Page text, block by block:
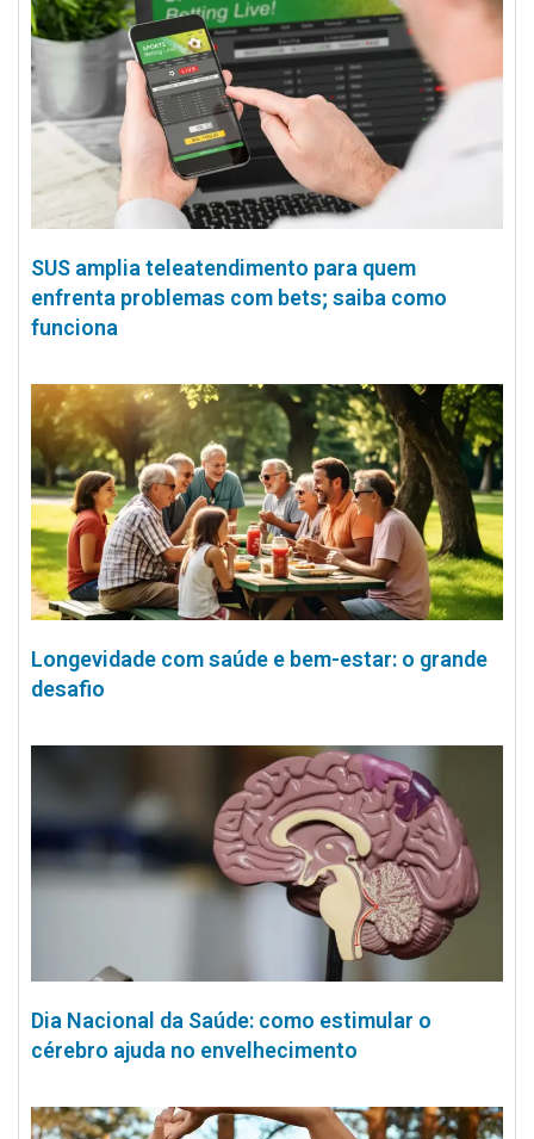
SUS amplia teleatendimento para quem
enfrenta problemas com bets; saiba como
funciona
Longevidade com saúde e bem-estar: o grande
desafio
Dia Nacional da Saúde: como estimular o
cérebro ajuda no envelhecimento